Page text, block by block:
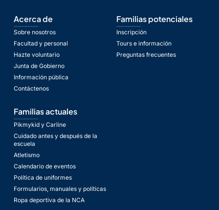
Acerca de
Sobre nosotros
Facultad y personal
Hazte voluntario
Junta de Gobierno
Información pública
Contáctenos
Familias potenciales
Inscripción
Tours e información
Preguntas frecuentes
Familias actuales
Pikmykid y Carline
Cuidado antes y después de la
escuela
Atletismo
Calendario de eventos
Política de uniformes
Formularios, manuales y políticas
Ropa deportiva de la NCA